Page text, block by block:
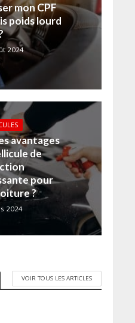
mon CPF
poids lourd
2024
avantages
de
pour
?
2024
VOIR TOUS LES ARTICLES